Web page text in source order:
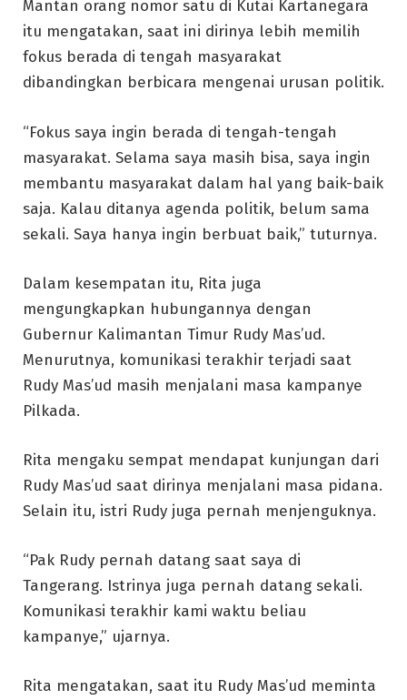
Mantan orang nomor satu di Kutai Kartanegara
itu mengatakan, saat ini dirinya lebih memilih
fokus berada di tengah masyarakat
dibandingkan berbicara mengenai urusan politik.
“Fokus saya ingin berada di tengah-tengah
masyarakat. Selama saya masih bisa, saya ingin
membantu masyarakat dalam hal yang baik-baik
saja. Kalau ditanya agenda politik, belum sama
sekali. Saya hanya ingin berbuat baik,” tuturnya.
Dalam kesempatan itu, Rita juga
mengungkapkan hubungannya dengan
Gubernur Kalimantan Timur Rudy Mas’ud.
Menurutnya, komunikasi terakhir terjadi saat
Rudy Mas’ud masih menjalani masa kampanye
Pilkada.
Rita mengaku sempat mendapat kunjungan dari
Rudy Mas’ud saat dirinya menjalani masa pidana.
Selain itu, istri Rudy juga pernah menjenguknya.
“Pak Rudy pernah datang saat saya di
Tangerang. Istrinya juga pernah datang sekali.
Komunikasi terakhir kami waktu beliau
kampanye,” ujarnya.
Rita mengatakan, saat itu Rudy Mas’ud meminta